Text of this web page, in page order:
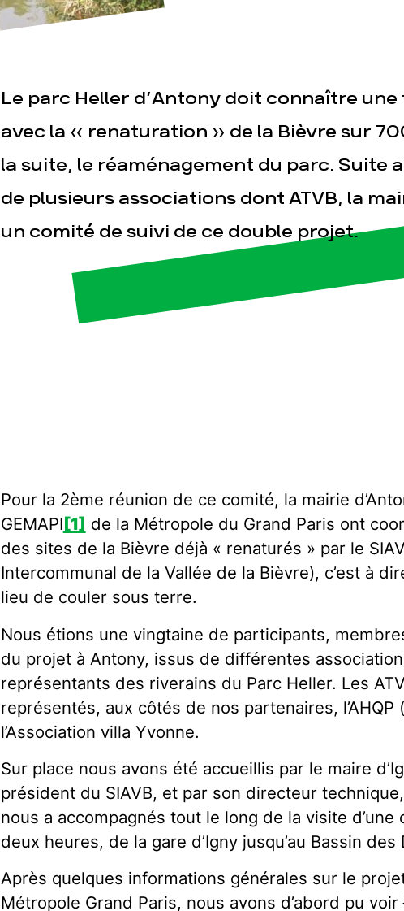
Le parc Heller d’Antony doit connaître
avec la « renaturation » de la Bièvre sur
la suite, le réaménagement du parc. Suite
de plusieurs associations dont ATVB, la
un comité de suivi de ce double projet.
Pour la 2ème réunion de ce comité, la mairie
GEMAPI [1] de la Métropole du Grand Paris ont
des sites de la Bièvre déjà « renaturés » par le
Intercommunal de la Vallée de la Bièvre), c’est à
lieu de couler sous terre.
Nous étions une vingtaine de participants,
du projet à Antony, issus de différentes
représentants des riverains du Parc Heller. Les
représentés, aux côtés de nos partenaires,
l’Association villa Yvonne.
Sur place nous avons été accueillis par le maire
président du SIAVB, et par son directeur
nous a accompagnés tout le long de la visite
deux heures, de la gare d’Igny jusqu’au Bassin des
Après quelques informations générales sur le
Métropole Grand Paris, nous avons d’abord pu voir